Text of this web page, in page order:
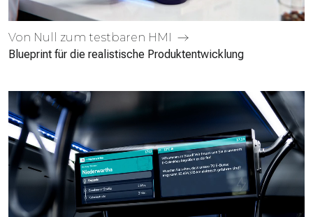
Von Null zum testbaren HMI
Blueprint für die realistische Produk­tentwicklung